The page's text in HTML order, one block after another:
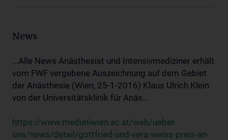
News
...Alle News Anästhesist und Intensivmediziner erhält
vom FWF vergebene Auszeichnung auf dem Gebiet
der Anästhesie (Wien, 25-1-2016) Klaus Ulrich Klein
von der Universitätsklinik für Anäs...
https://www.meduniwien.ac.at/web/ueber-
uns/news/detail/gottfried-und-vera-weiss-preis-an-